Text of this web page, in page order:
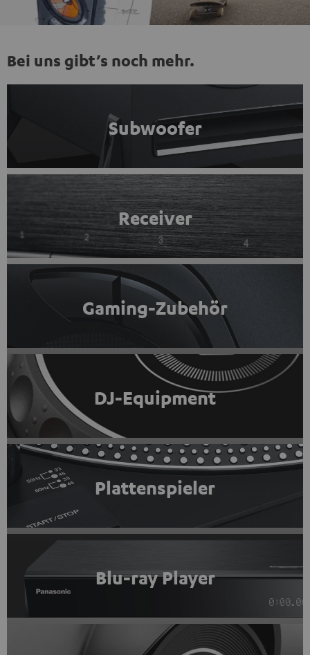
Bei uns gibt’s noch mehr.
Subwoofer
Receiver
Gaming-Zubehör
DJ-Equipment
Plattenspieler
Blu-ray Player